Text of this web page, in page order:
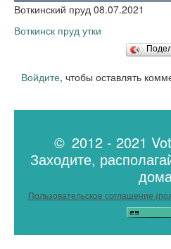
Воткинский пруд 08.07.2021
Воткинск пруд утки
Войдите, чтобы оставлять
© 2012 - 2021
Заходите,
Пользовательское соглашение